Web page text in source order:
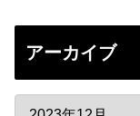
アーカイブ